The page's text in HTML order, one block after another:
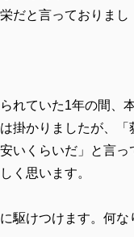
だと言っておりまし
れていた1年の間、
掛かりましたが、「
いくらいだ」と言っ
く思います。
駆けつけます。何な